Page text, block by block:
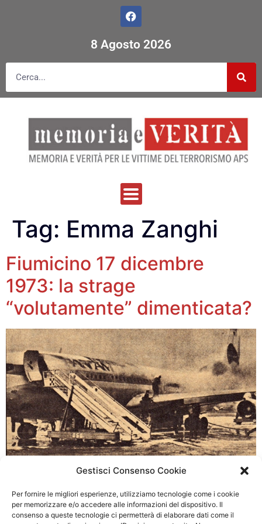
Gestisci Consenso Cookie
Per fornire le migliori esperienze, utilizziamo tecnologie come i cookie
per memorizzare e/o accedere alle informazioni del dispositivo. Il
consenso a queste tecnologie ci permetterà di elaborare dati come il
8 Agosto 2026
Tag: Emma Zanghi
Fiumicino 17 dicembre
1973: la strage
“volutamente” dimenticata?
Essendomi occupato assieme ad altri del fatto nella
Amazon, storia di una strage dimenticata e
autobiografia della Guardia di PS Antonio Campanile,